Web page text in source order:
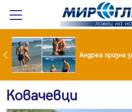
Драма вместо щастие: Звезда от "Татковци" е в болница с високорискова бременност
Ковачевци